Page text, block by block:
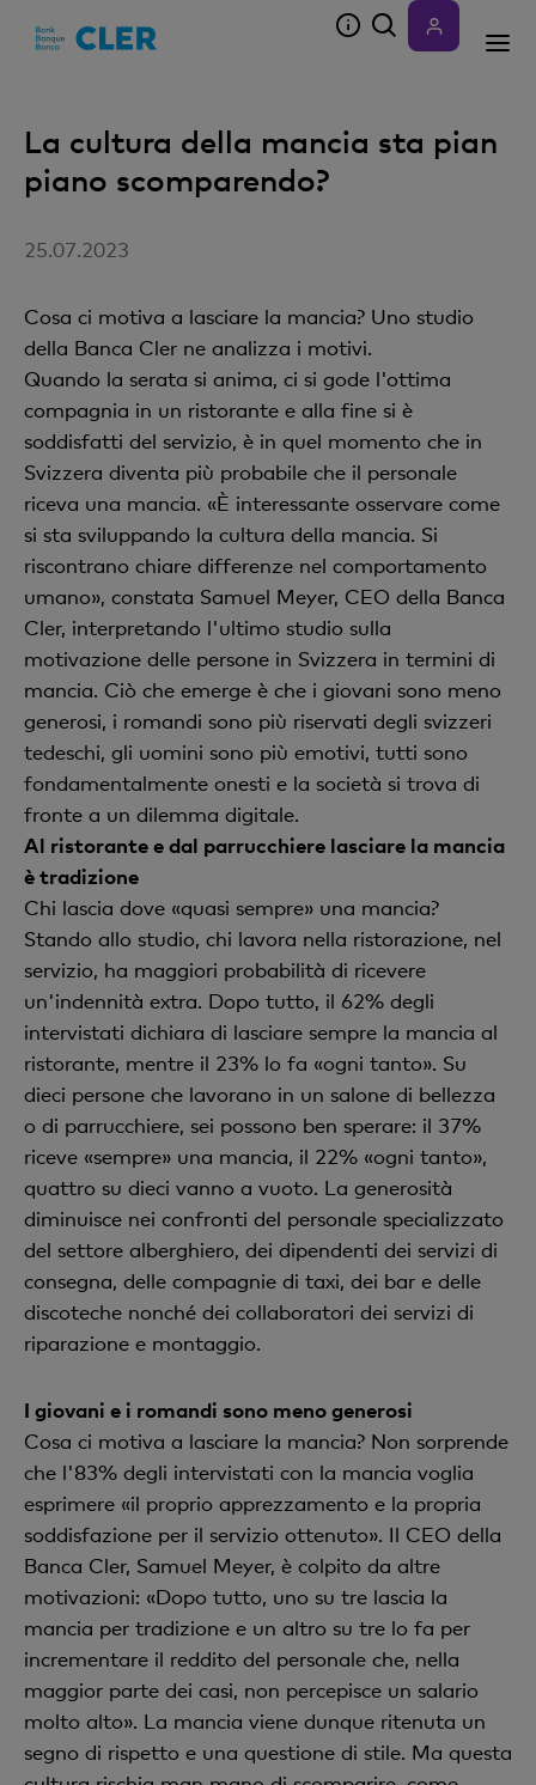
La cultura della mancia sta pian
piano scomparendo?
25.07.2023
Cosa ci motiva a lasciare la mancia? Uno studio
della Banca Cler ne analizza i motivi.
Quando la serata si anima, ci si gode l'ottima
compagnia in un ristorante e alla fine si è
soddisfatti del servizio, è in quel momento che in
Svizzera diventa più probabile che il personale
riceva una mancia. «È interessante osservare come
si sta sviluppando la cultura della mancia. Si
riscontrano chiare differenze nel comportamento
umano», constata Samuel Meyer, CEO della Banca
Cler, interpretando l'ultimo studio sulla
motivazione delle persone in Svizzera in termini di
mancia. Ciò che emerge è che i giovani sono meno
generosi, i romandi sono più riservati degli svizzeri
tedeschi, gli uomini sono più emotivi, tutti sono
fondamentalmente onesti e la società si trova di
fronte a un dilemma digitale.
Al ristorante e dal parrucchiere lasciare la mancia
è tradizione
Chi lascia dove «quasi sempre» una mancia?
Stando allo studio, chi lavora nella ristorazione, nel
servizio, ha maggiori probabilità di ricevere
un'indennità extra. Dopo tutto, il 62% degli
intervistati dichiara di lasciare sempre la mancia al
ristorante, mentre il 23% lo fa «ogni tanto». Su
dieci persone che lavorano in un salone di bellezza
o di parrucchiere, sei possono ben sperare: il 37%
riceve «sempre» una mancia, il 22% «ogni tanto»,
quattro su dieci vanno a vuoto. La generosità
diminuisce nei confronti del personale specializzato
del settore alberghiero, dei dipendenti dei servizi di
consegna, delle compagnie di taxi, dei bar e delle
discoteche nonché dei collaboratori dei servizi di
riparazione e montaggio.
I giovani e i romandi sono meno generosi
Cosa ci motiva a lasciare la mancia? Non sorprende
che l'83% degli intervistati con la mancia voglia
esprimere «il proprio apprezzamento e la propria
soddisfazione per il servizio ottenuto». Il CEO della
Banca Cler, Samuel Meyer, è colpito da altre
motivazioni: «Dopo tutto, uno su tre lascia la
mancia per tradizione e un altro su tre lo fa per
incrementare il reddito del personale che, nella
maggior parte dei casi, non percepisce un salario
molto alto». La mancia viene dunque ritenuta un
segno di rispetto e una questione di stile. Ma questa